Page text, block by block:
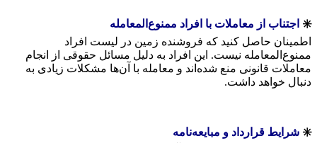
✳️ اجتناب از معاملات با افراد ممنوع‌المعامله
اطمینان حاصل کنید که فروشنده زمین در لیست افراد
ممنوع‌المعامله نیست. این افراد به دلیل مسائل حقوقی از انجام
معاملات قانونی منع شده‌اند و معامله با آن‌ها مشکلات زیادی به
دنبال خواهد داشت.
✳️ شرایط قرارداد و مبایعه‌نامه